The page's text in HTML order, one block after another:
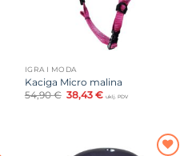
IGRA I MODA
Kaciga Micro malina
54,90€ Izvorna
cijena
38,43€Trenutna
uklj. PDV